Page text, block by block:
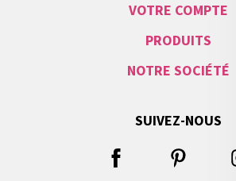
VOTRE COMPTE
PRODUITS
NOTRE SOCIÉTÉ
SUIVEZ-NOUS